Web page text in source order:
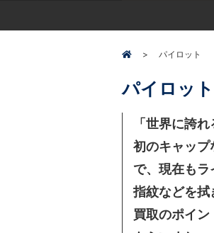
パイロット
パイロット
「世界に誇
初のキャップ
で、現在も
指紋などを拭
買取のポイ